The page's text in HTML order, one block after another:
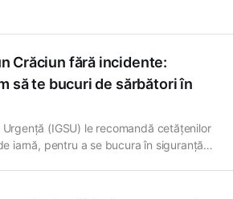
Crăciun fără incidente:
să te bucuri de sărbători în
(IGSU) le recomandă cetățenilor
iarnă, pentru a se bucura în siguranță